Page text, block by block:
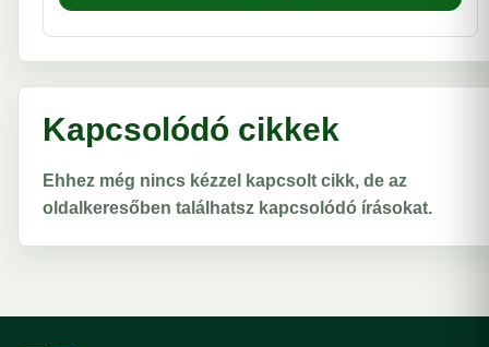
Kapcsolódó cikkek
Ehhez még nincs kézzel kapcsolt cikk, de az
oldalkeresőben találhatsz kapcsolódó írásokat.